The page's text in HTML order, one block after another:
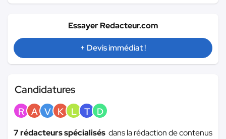
Essayer Redacteur.com
+ Devis immédiat !
Candidatures
R A V K L T D
7 rédacteurs spécialisés dans la rédaction de contenus